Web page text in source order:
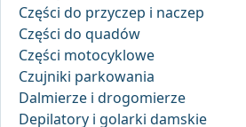
Części do przyczep i naczep
Części do quadów
Części motocyklowe
Czujniki parkowania
Dalmierze i drogomierze
Depilatory i golarki damskie